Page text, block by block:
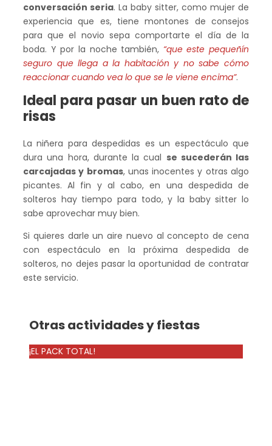
conversación seria. La baby sitter, como mujer de
experiencia que es, tiene montones de consejos
para que el novio sepa comportarte el día de la
boda. Y por la noche también, “que este pequeñín
seguro que llega a la habitación y no sabe cómo
reaccionar cuando vea lo que se le viene encima”.
Ideal para pasar un buen rato de
risas
La niñera para despedidas es un espectáculo que
dura una hora, durante la cual se sucederán las
carcajadas y bromas, unas inocentes y otras algo
picantes. Al fin y al cabo, en una despedida de
solteros hay tiempo para todo, y la baby sitter lo
sabe aprovechar muy bien.
Si quieres darle un aire nuevo al concepto de cena
con espectáculo en la próxima despedida de
solteros, no dejes pasar la oportunidad de contratar
este servicio.
Otras actividades y fiestas
¡EL PACK TOTAL!